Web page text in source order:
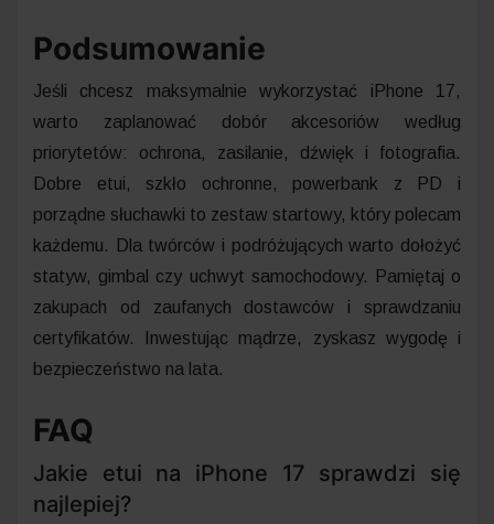
Podsumowanie
Jeśli chcesz maksymalnie wykorzystać iPhone 17,
warto zaplanować dobór akcesoriów według
priorytetów: ochrona, zasilanie, dźwięk i fotografia.
Dobre etui, szkło ochronne, powerbank z PD i
porządne słuchawki to zestaw startowy, który polecam
każdemu. Dla twórców i podróżujących warto dołożyć
statyw, gimbal czy uchwyt samochodowy. Pamiętaj o
zakupach od zaufanych dostawców i sprawdzaniu
certyfikatów. Inwestując mądrze, zyskasz wygodę i
bezpieczeństwo na lata.
FAQ
Jakie etui na iPhone 17 sprawdzi się
najlepiej?